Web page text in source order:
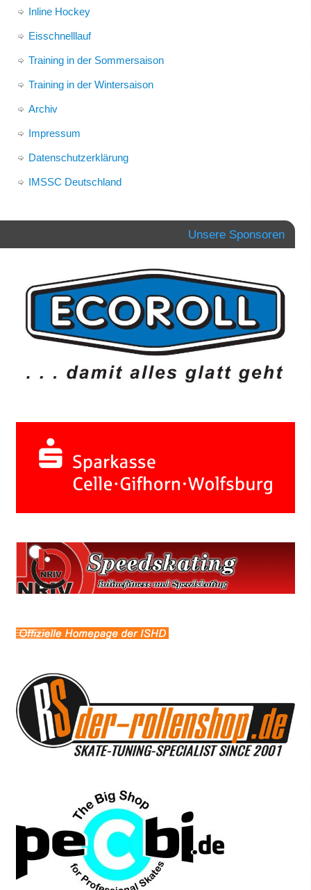
Inline Hockey
Eisschnelllauf
Training in der Sommersaison
Training in der Wintersaison
Archiv
Impressum
Datenschutzerklärung
IMSSC Deutschland
Unsere Sponsoren